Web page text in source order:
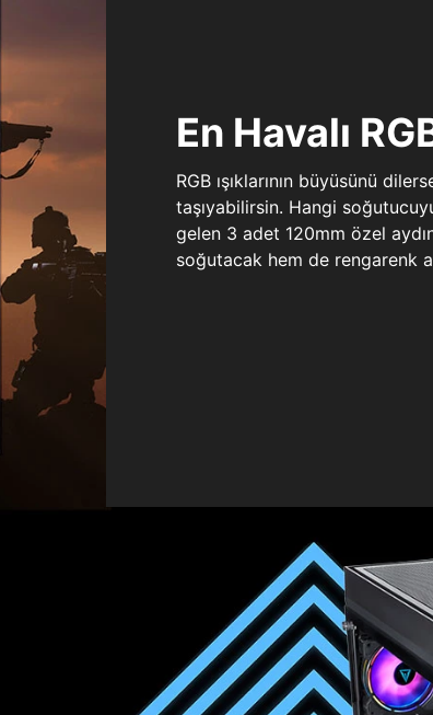
En Havalı
RGB ışıklarının büyüsünü
taşıyabilirsin. Hangi
gelen 3 adet 120mm özel
soğutacak hem de rengarenk